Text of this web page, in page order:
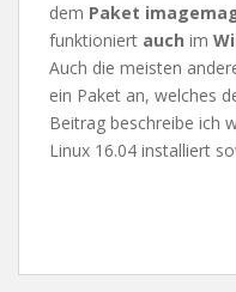
dem Paket
funktioniert auch im
Auch die meisten
ein Paket an, welches
Beitrag beschreibe ich
Linux 16.04 installiert